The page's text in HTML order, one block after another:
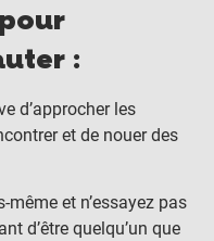
:
d’approcher les
et de nouer des
même et n’essayez pas
d’être quelqu’un que